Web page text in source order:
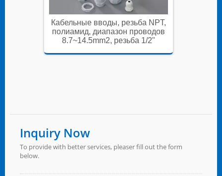
Кабельные вводы, резьба NPT,
полиамид, диапазон проводов
8.7~14.5mm2, резьба 1/2"